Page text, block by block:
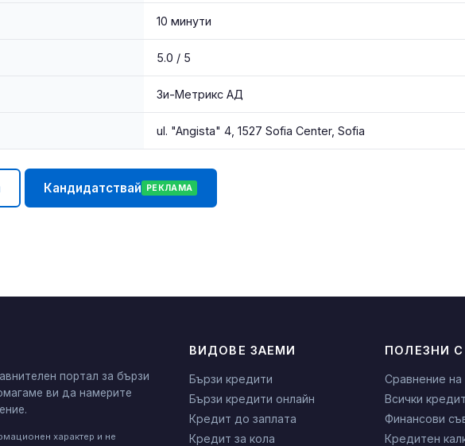
10 минути
5.0 / 5
Зи-Метрикс АД
ul. "Angista" 4, 1527 Sofia Center, Sofia
Кандидатствай РЕКЛАМА
портал за бързи
ви да намерите
характер и не
ВИДОВЕ ЗАЕМИ
Бързи кредити
Бързи кредити онлайн
Кредит до заплата
Кредит за кола
ПОЛЕЗНИ
Сравнение на
Всички
Финансови
Кредитен